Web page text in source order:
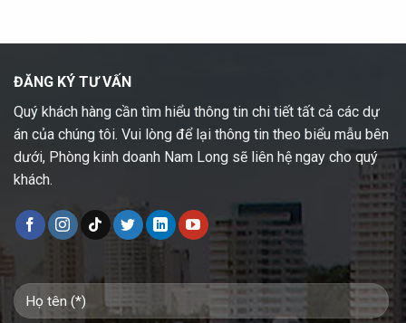
ĐĂNG KÝ TƯ VẤN
Quý khách hàng cần tìm hiểu thông tin chi tiết tất cả các dự
án của chúng tôi. Vui lòng để lại thông tin theo biểu mẫu bên
dưới, Phòng kinh doanh Nam Long sẽ liên hệ ngay cho quý
khách.